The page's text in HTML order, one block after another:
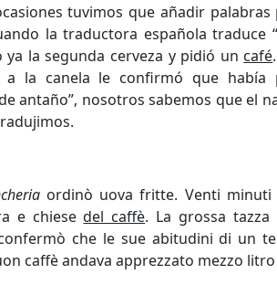
tuvimos que añadir
la traductora española traduce
ya la segunda cerveza y pidió un café
a la canela le confirmó que
antaño”, nosotros sabemos que el
ordinò uova fritte. Venti minuti
e chiesedel caffè. La grossa
che le sue abitudini di un
caffè andava apprezzato mezzo litro